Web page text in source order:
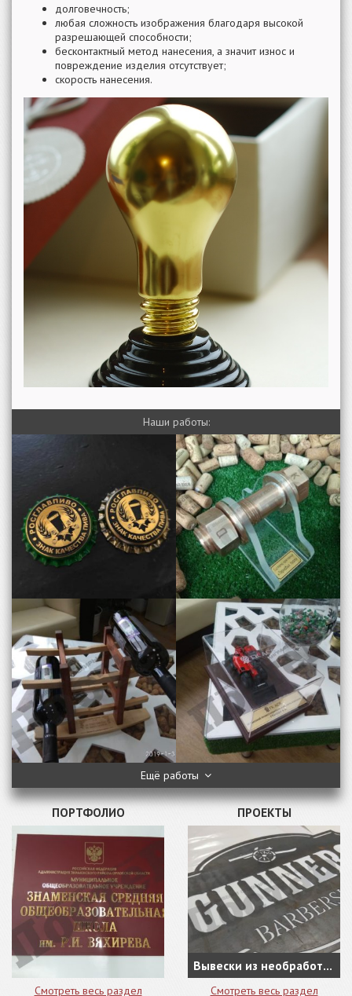
долговечность;
любая сложность изображения благодаря высокой
разрешающей способности;
бесконтактный метод нанесения, а значит износ и
повреждение изделия отсутствует;
скорость нанесения.
Наши работы:
Ещё работы
ПОРТФОЛИО
Смотреть весь раздел
ПРОЕКТЫ
Вывески из необработанной стали, как новое направление в наружной рекламе
Смотреть весь раздел